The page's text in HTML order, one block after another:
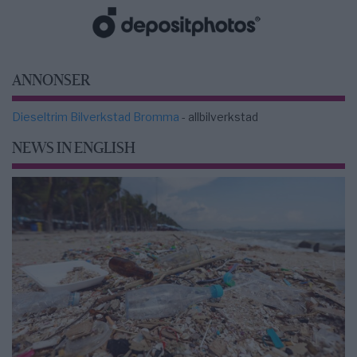
ANNONSER
Dieseltrim Bilverkstad Bromma - allbilverkstad
NEWS IN ENGLISH